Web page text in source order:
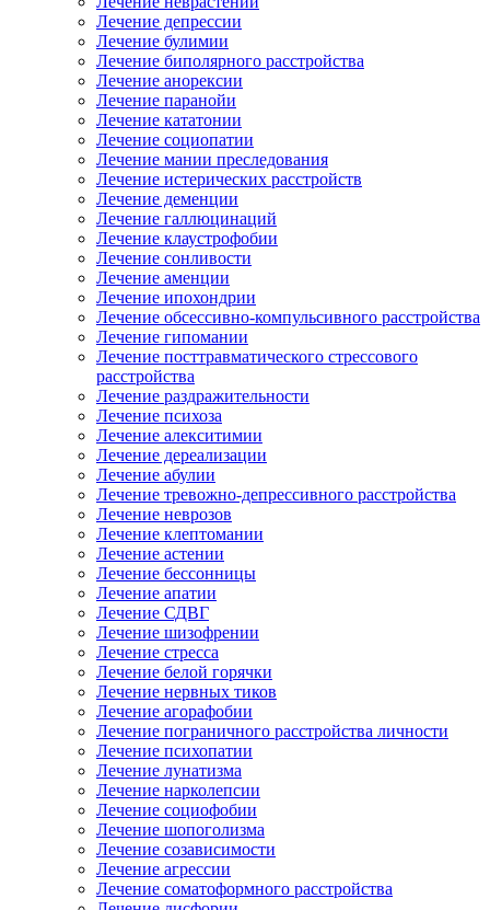
Лечение депрессии
Лечение булимии
Лечение биполярного расстройства
Лечение анорексии
Лечение паранойи
Лечение кататонии
Лечение социопатии
Лечение мании преследования
Лечение истерических расстройств
Лечение деменции
Лечение галлюцинаций
Лечение клаустрофобии
Лечение сонливости
Лечение аменции
Лечение ипохондрии
Лечение обсессивно-компульсивного расстройства
Лечение гипомании
Лечение посттравматического стрессового
расстройства
Лечение раздражительности
Лечение психоза
Лечение алекситимии
Лечение дереализации
Лечение абулии
Лечение тревожно-депрессивного расстройства
Лечение неврозов
Лечение клептомании
Лечение астении
Лечение бессонницы
Лечение апатии
Лечение СДВГ
Лечение шизофрении
Лечение стресса
Лечение белой горячки
Лечение нервных тиков
Лечение агорафобии
Лечение пограничного расстройства личности
Лечение психопатии
Лечение лунатизма
Лечение нарколепсии
Лечение социофобии
Лечение шопоголизма
Лечение созависимости
Лечение агрессии
Лечение соматоформного расстройства